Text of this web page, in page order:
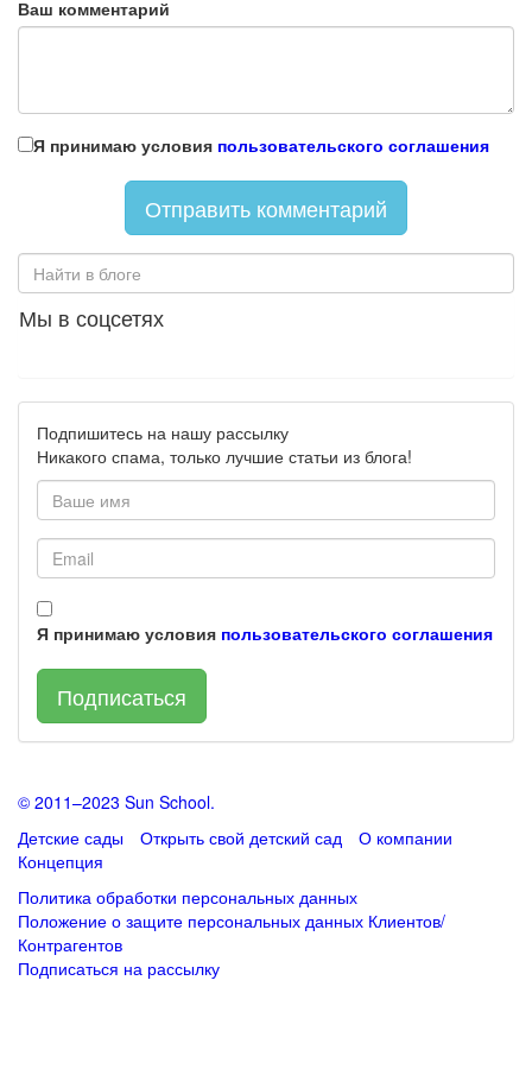
Ваш комментарий
Я принимаю условия пользовательского соглашения
Мы в соцсетях
Подпишитесь на нашу рассылку
Никакого спама, только лучшие статьи из блога!
Я принимаю условия пользовательского соглашения
Подписаться
© 2011–2023 Sun School.
Детские сады
Открыть свой детский сад
О компании
Концепция
Политика обработки персональных данных
Положение о защите персональных данных Клиентов/
Контрагентов
Подписаться на рассылку